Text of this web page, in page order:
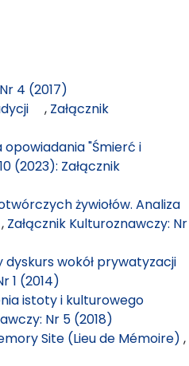
4 (2017)
, Załącznik
"Śmierć i
(2023): Załącznik
żywiołów. Analiza
, Załącznik Kulturoznawczy: Nr
wokół prywatyzacji
1 (2014)
istoty i kulturowego
Nr 5 (2018)
Site (Lieu de Mémoire) ,